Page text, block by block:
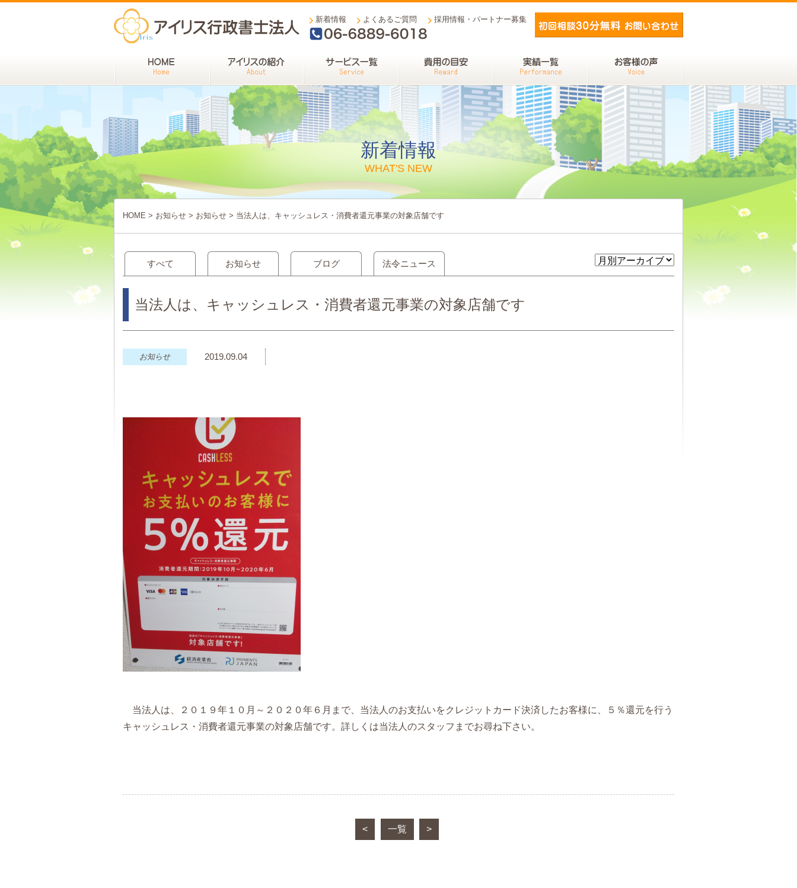
新着情報 よくあるご質問 採用情報・パートナー募集
新着情報
WHAT'S NEW
HOME > お知らせ > お知らせ > 当法人は、キャッシュレス・消費者還元事業の対象店舗です
すべて お知らせ ブログ 法令ニュース
当法人は、キャッシュレス・消費者還元事業の対象店舗です
お知らせ 2019.09.04
当法人は、２０１９年１０月～２０２０年６月まで、当法人のお支払いをクレジットカード決済したお客様に、５％還元を行う
キャッシュレス・消費者還元事業の対象店舗です。詳しくは当法人のスタッフまでお尋ね下さい。
< 一覧 >